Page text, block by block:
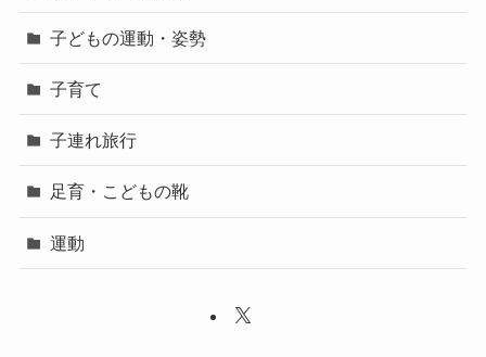
子どもの運動・姿勢
子育て
子連れ旅行
足育・こどもの靴
運動